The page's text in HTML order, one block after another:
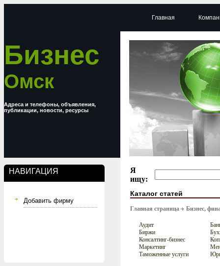
Бизнес
Омск
Адреса и телефоны, объявления,
публикации, новости, ресурсы
НАВИГАЦИЯ
Добавить фирму
Главная
Я
ищу:
Каталог статей
Главная страница Бизнес,
Аудит
Биржи
Консалтинг-бизнес
Маркетинг
Таможенные услуги